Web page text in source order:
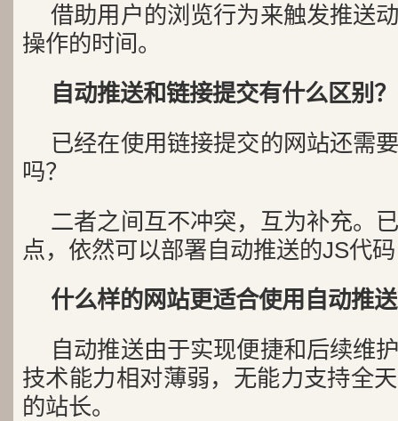
借助用户的浏览行为来触发推送
操作的时间。
自动推送和链接提交有什么区别？
已经在使用链接提交的网站还需
吗？
二者之间互不冲突，互为补充。
点，依然可以部署自动推送的JS代
什么样的网站更适合使用自动推
自动推送由于实现便捷和后续维
技术能力相对薄弱，无能力支持全
的站长。